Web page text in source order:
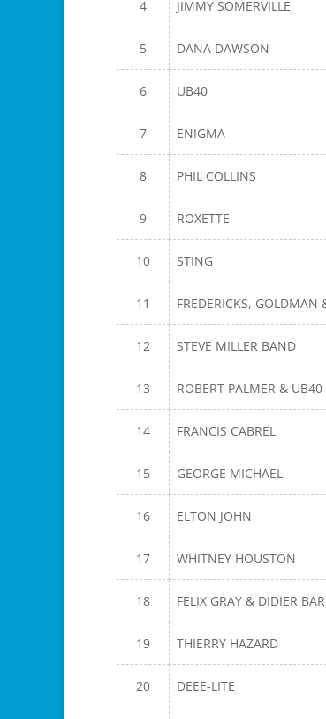
4 JIMMY SOMERVILLE
5 DANA DAWSON
6 UB40
7 ENIGMA
8 PHIL COLLINS
9 ROXETTE
10 STING
11 FREDERICKS, GOLDMAN
12 STEVE MILLER BAND
13 ROBERT PALMER & UB40
14 FRANCIS CABREL
15 GEORGE MICHAEL
16 ELTON JOHN
17 WHITNEY HOUSTON
18 FELIX GRAY & DIDIER
19 THIERRY HAZARD
20 DEEE-LITE